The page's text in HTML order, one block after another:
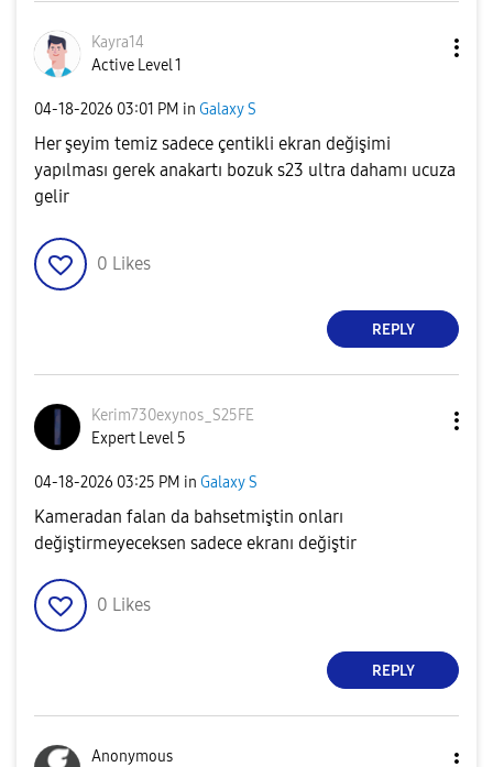
Kayra14
Active Level 1
‎04-18-2026 03:01 PM in Galaxy S
Her şeyim temiz sadece çentikli ekran değişimi
yapılması gerek anakartı bozuk s23 ultra dahamı ucuza
gelir
0 Likes
REPLY
Kerim730exynos_ S25FE
Expert Level 5
‎04-18-2026 03:25 PM in Galaxy S
Kameradan falan da bahsetmiştin onları
değiştirmeyeceksen sadece ekranı değiştir
0 Likes
REPLY
Anonymous